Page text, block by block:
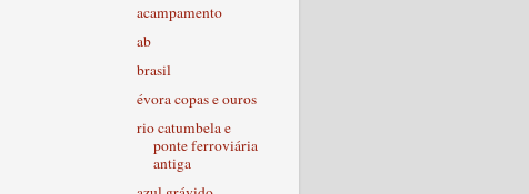
acampamento
ab
brasil
évora copas e ouros
rio catumbela e
ponte ferroviária
antiga